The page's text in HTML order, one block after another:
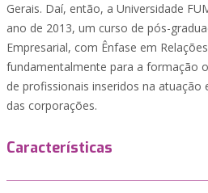
Gerais. Daí, então, a Universidade
ano de 2013, um curso de pós-
Empresarial, com Ênfase em
fundamentalmente para a formação
de profissionais inseridos na
das corporações.
Características